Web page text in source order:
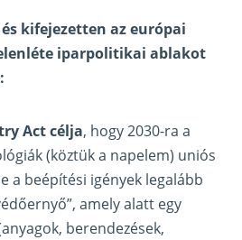
kifejezetten az európai
iparpolitikai ablakot
Act célja, hogy 2030-ra a
(köztük a napelem) uniós
a beépítési igények legalább
amely alatt egy
berendezések,